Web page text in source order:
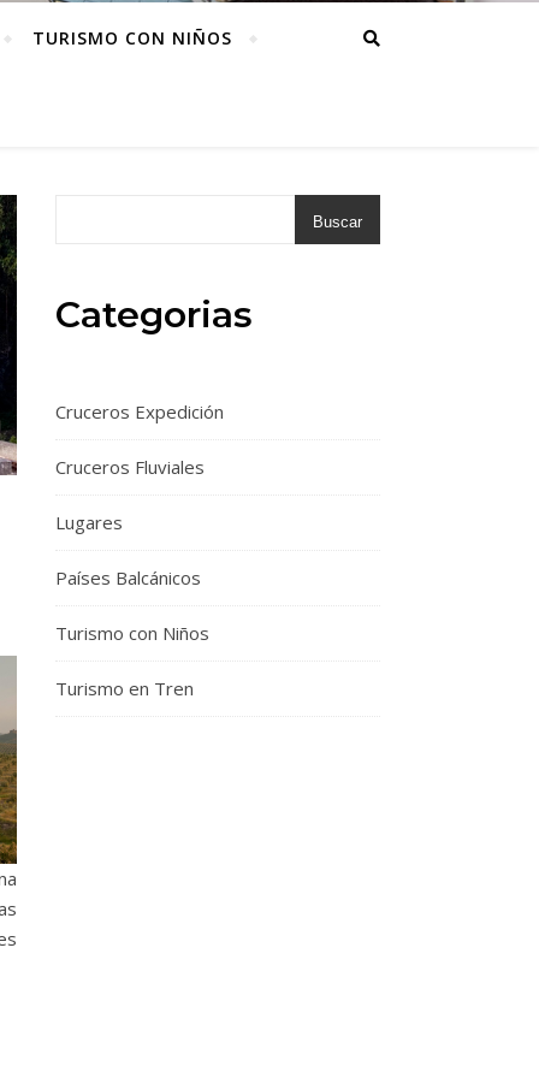
TURISMO CON NIÑOS
Buscar
Categorias
Cruceros Expedición
Cruceros Fluviales
Lugares
Países Balcánicos
Turismo con Niños
Turismo en Tren